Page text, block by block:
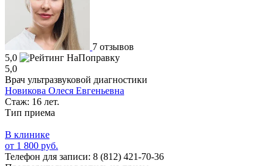
7 отзывов
5,0
5,0
Врач ультразвуковой диагностики
Новикова Олеся Евгеньевна
Стаж: 16 лет.
Тип приема
В клинике
от 1 800 руб.
Телефон для записи: 8 (812) 421-70-36